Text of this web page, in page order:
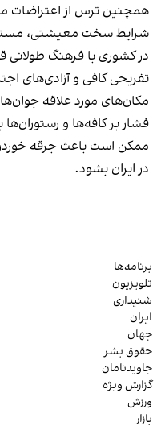
همچنین ترس از اعتراضات
شرایط سخت معیشتی،
در کشوری با فرهنگ طولانی
تفریحی کافی و آزادی‌های
مکان‌های مورد علاقه جوان‌ها
فشار بر کافه‌ها و
ممکن است باعث جرقه
در ایران بشود.
برنامه‌ها
تلویزیون
شنیداری
ایران
جهان
حقوق بشر
جاویدنامان
گزارش ویژه
ورزش
بازار